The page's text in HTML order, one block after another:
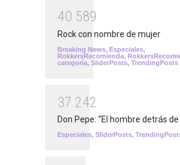
40 589
Rock con nombre de mujer
Breaking News, Especiales,
RokkersRecomienda,
categoría, SliderPosts, TrendingPosts
37 242
Don Pepe: “El hombre detrás de
Especiales, SliderPosts,